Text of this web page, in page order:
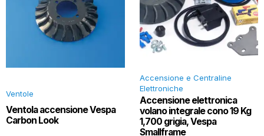
Ventole
Ventola accensione Vespa
Carbon Look
Accensione e Centraline
Elettroniche
Accensione elettronica
volano integrale cono 19 Kg
1,700 grigia, Vespa
Smallframe